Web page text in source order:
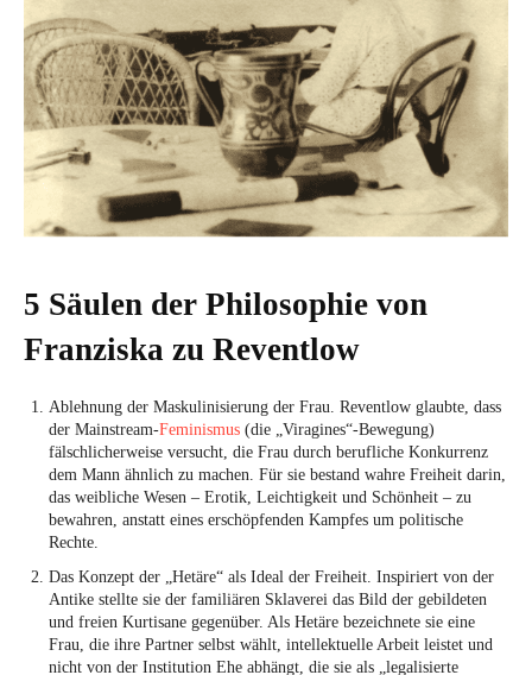
5 Säulen der Philosophie von
Franziska zu Reventlow
Ablehnung der Maskulinisierung der Frau. Reventlow glaubte, dass
der Mainstream-Feminismus (die „Viragines“-Bewegung)
fälschlicherweise versucht, die Frau durch berufliche Konkurrenz
dem Mann ähnlich zu machen. Für sie bestand wahre Freiheit darin,
das weibliche Wesen – Erotik, Leichtigkeit und Schönheit – zu
bewahren, anstatt eines erschöpfenden Kampfes um politische
Rechte.
Das Konzept der „Hetäre“ als Ideal der Freiheit. Inspiriert von der
Antike stellte sie der familiären Sklaverei das Bild der gebildeten
und freien Kurtisane gegenüber. Als Hetäre bezeichnete sie eine
Frau, die ihre Partner selbst wählt, intellektuelle Arbeit leistet und
nicht von der Institution Ehe abhängt, die sie als „legalisierte